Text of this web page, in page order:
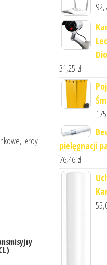
leroy
Dio
31,25 zł
pielęgnacji
76,46 zł